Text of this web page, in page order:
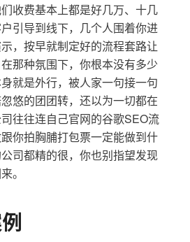
收费基本上都是好几万、十几
引导到线下，几个人围着你进
，按早就制定好的流程套路让
那种氛围下，你根本没有多少
就是外行，被人家一句接一句
悠的团团转，还以为一切都在
往往连自己官网的谷歌SEO流
你拍胸脯打包票一定能做到什
司都精的很，你也别指望发现
。